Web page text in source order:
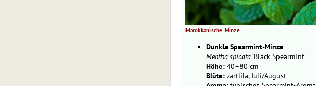
Marokkanische Minze
Dunkle Spearmint-Minze
Mentha spicata‘Black Spearmint’
Höhe:40–80 cm
Blüte:zartlila, Juli/August